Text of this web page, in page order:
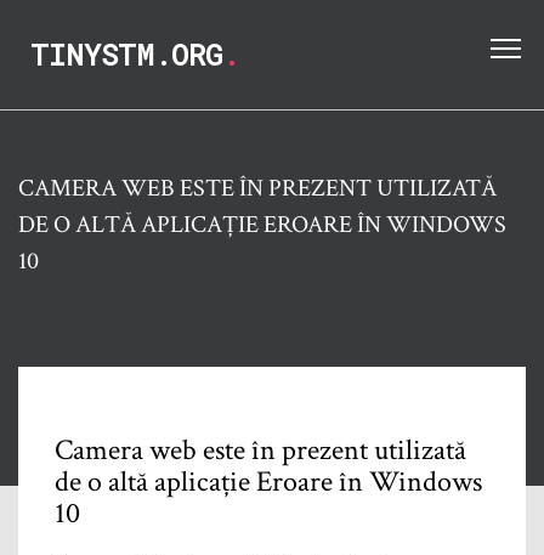
TINYSTM.ORG.
CAMERA WEB ESTE ÎN PREZENT UTILIZATĂ
DE O ALTĂ APLICAȚIE EROARE ÎN WINDOWS
10
Camera web este în prezent utilizată
de o altă aplicație Eroare în Windows
10